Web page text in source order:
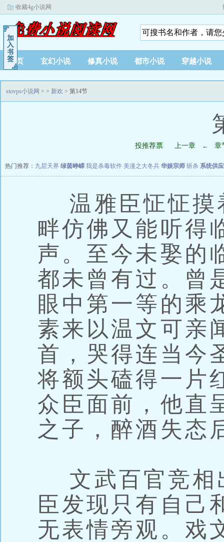
收藏4g小说网
首页 玄幻小说 修真小说 都市小说 穿越小说
stovps小说网 > > 新欢 > 第14节
投推荐票 上一章 ← 章
热门推荐： 九层天界 绿茵峥嵘 我是杀毒软件 美漫之大冬兵 华娱宗师 斩杀 系统供
温雅臣怔怔摸
畔仿佛又能听得
声。至今未娶的
都未曾有过。曾
眼中第一等的乘
素来以温文可亲
首，哭得连当今
将额头磕得一片
众臣面前，他直
之子，醉酒失态
文武百官竞相
臣发现只有自己
无表情旁观。戏